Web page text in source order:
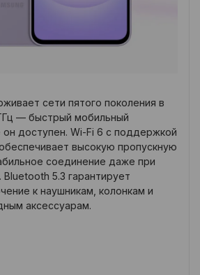
сети пятого поколения в
— быстрый мобильный
он доступен. Wi-Fi 6 с поддержкой
высокую пропускную
соединение даже при
5.3 гарантирует
к наушникам, колонкам и
аксессуарам.